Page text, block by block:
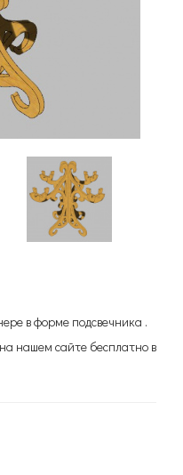
в форме подсвечника .
нашем сайте бесплатно в